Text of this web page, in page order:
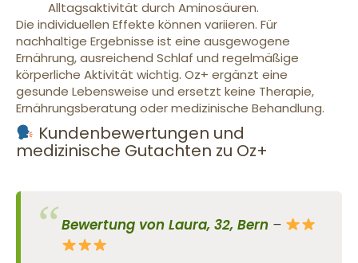
Alltagsaktivität durch Aminosäuren.
Die individuellen Effekte können variieren. Für
nachhaltige Ergebnisse ist eine ausgewogene
Ernährung, ausreichend Schlaf und regelmäßige
körperliche Aktivität wichtig. Oz+ ergänzt eine
gesunde Lebensweise und ersetzt keine Therapie,
Ernährungsberatung oder medizinische Behandlung.
Kundenbewertungen und
medizinische Gutachten zu Oz+
Bewertung von Laura, 32, Bern –